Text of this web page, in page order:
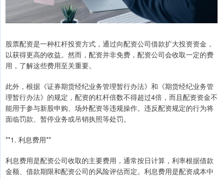
股票配资是一种杠杆投资方式，通过向配资公司借款扩大投资资金，
以获得更高的收益。然而，配资并非免费，配资公司会收取一定的费
用，了解这些费用至关重要。
此外，根据《证券期货经纪业务管理暂行办法》和《期货经纪业务管
理暂行办法》的规定，配资的杠杆倍数不得超过4倍，而且配资资金不
能用于参与新股申购、场外配资等违规操作。违反配资规定的行为将
面临罚款、暂停业务或吊销执照等处罚。
**1. 利息费用**
利息费用是配资公司收取的主要费用，通常按日计算，利率根据借款
金额、借款期限和配资公司的风险评估而定。利息费用是配资成本中